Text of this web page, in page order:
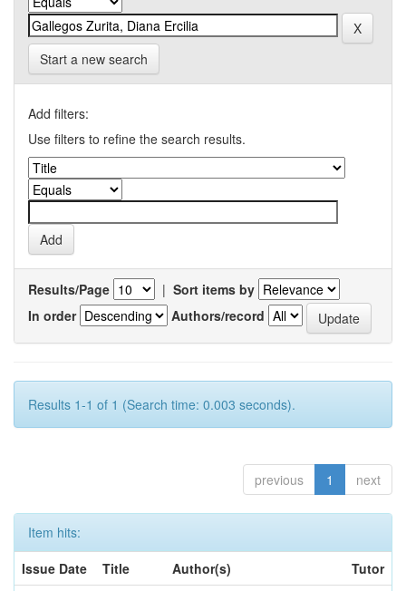
Start a new search
Add filters:
Use filters to refine the search results.
Results/Page | Sort items by
In order
Authors/record
Results 1-1 of 1 (Search time: 0.003 seconds).
previous 1 next
Item hits:
Issue Date
Title Author(s)
Tutor